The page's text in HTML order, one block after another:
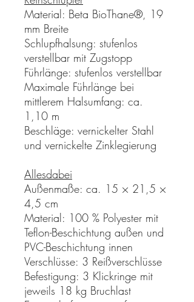
Material: Beta BioThane®, 19
mm Breite
Schlupfhalsung: stufenlos
verstellbar mit Zugstopp
Führlänge: stufenlos verstellbar
Maximale Führlänge bei
mittlerem Halsumfang: ca.
1,10 m
Beschläge: vernickelter Stahl
und vernickelte Zinklegierung
Allesdabei
Außenmaße: ca. 15 × 21,5 ×
4,5 cm
Material: 100 % Polyester mit
Teflon-Beschichtung außen und
PVC-Beschichtung innen
Verschlüsse: 3 Reißverschlüsse
Befestigung: 3 Klickringe mit
jeweils 18 kg Bruchlast